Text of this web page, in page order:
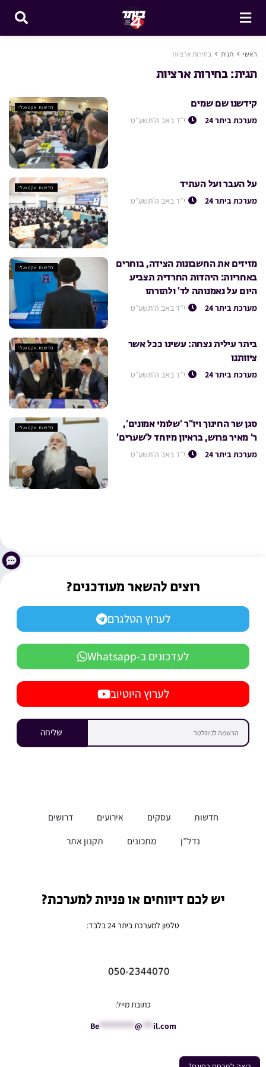
ראשי תגית בחירות ארציות
תגית:בחירות ארציות
חדשות אקטואלי קידשנו שם שמים
מערכת ביתר 24 י״ד באב ה׳תשע״ט
חדשות אקטואלי על העבר ועל העתיד
מערכת ביתר 24 י״ד באב ה׳תשע״ט
חדשות אקטואלי
מזיזים את החשבונות הצידה, בוחרים
באחריות: היהדות החרדית תצביע
היום על נאמנותה לד’ ולתורתו
מערכת ביתר 24 י״ד באב ה׳תשע״ט
חדשות אקטואלי
ביתר עילית נצחה: עשינו ככל אשר
ציוותנו
מערכת ביתר 24 י״ד באב ה׳תשע״ט
חדשות אקטואלי
סגן שר החינוך ויו”ר ‘שלומי אמונים’,
ר’ מאיר פרוש, בראיון מיוחד ל’שערים’
מערכת ביתר 24 י״ד באב ה׳תשע״ט
רוצים להשאר מעודכנים?
לערוץ הטלגרם
לעדכונים ב-Whatsapp
לערוץ היוטיוב
שליחה
חדשות עסקים אירועים
דרושים
נדל”ן
מתכונים תקנון אתר
יש לכם דיווחים או פניות למערכת?
טלפון למערכת ביתר 24 בלבד:
כתובת מייל:
Be********** @ *** il.com